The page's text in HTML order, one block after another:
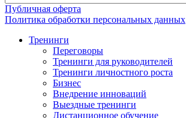
Публичная оферта
Политика обработки персональных данных
Тренинги
Переговоры
Тренинги для руководителей
Тренинги личностного роста
Бизнес
Внедрение инноваций
Выездные тренинги
Дистанционное обучение